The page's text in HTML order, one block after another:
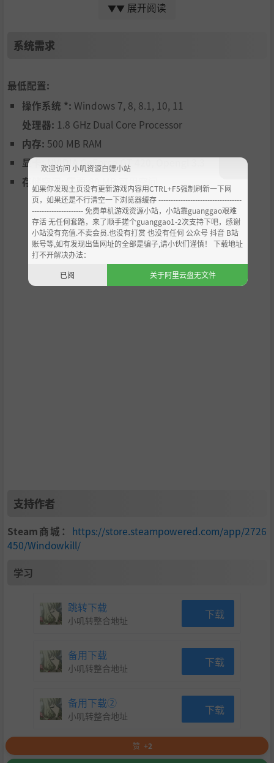
这里还有秘密在等待着你的发现
解锁物品、统计数据、还有更多
▼▼ 展开阅读
系统需求
最低配置:
操作系统 *: Windows 7, 8, 8.1, 10, 11
处理器: 1.8 GHz Dual Core Processor
内存: 500 MB RAM
显卡:NVIDIA GeForce GT 420, Opengl 3.3
存储空间:
支持作者
Steam商城： https://store.steampowered.com/app/2726
450/Windowkill/
学习
跳转下载
小叽转整合地址 下载
备用下载
小叽转整合地址 下载
备用下载②
小叽转整合地址 下载
赞 +2
欢迎访问 小叽资源白嫖小站
如果你发现主页没有更新游戏内容用CTRL+F5强制刷新一下网
页，如果还是不行清空一下浏览器缓存 ----------------------------------
--------------------- 免费单机游戏资源小站，小站靠guanggao艰难
存活 无任何套路，来了顺手搓个guanggao1-2次支持下吧，感谢
小站没有充值.不卖会员.也没有打赏 也没有任何 公众号 抖音 B站
账号等,如有发现出售网址的全部是骗子,请小伙们谨慎！ 下载地址
打不开解决办法：
已阅
关于阿里云盘无文件